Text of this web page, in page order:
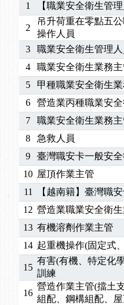
1 【職業安全衛生管
2
吊升荷重在零點五
操作人員
3
職業安全衛生管理
4
職業安全衛生業務
5
甲種職業安全衛生
6
營造業丙種職業安
7
職業安全衛生業務
8
急救人員
9
臺灣職安卡一般安
10 屋頂作業主管
11
【越南籍】臺灣職
12 營造業職業安全衛
13 有機溶劑作業主管
14 起重機操作(固定式
15
有害(有機、特定化
訓練
16
營造作業主管(擋土
組配、鋼構組配、